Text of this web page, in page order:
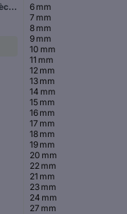
Gedore 6030740 6030740 Jeu de clés à œil doubles 10 pièces Ouverture de clé (métrique) 6 - 27 mm
6 mm
7 mm
8 mm
9 mm
10 mm
11 mm
12 mm
13 mm
14 mm
15 mm
16 mm
17 mm
18 mm
19 mm
20 mm
22 mm
21 mm
23 mm
24 mm
27 mm